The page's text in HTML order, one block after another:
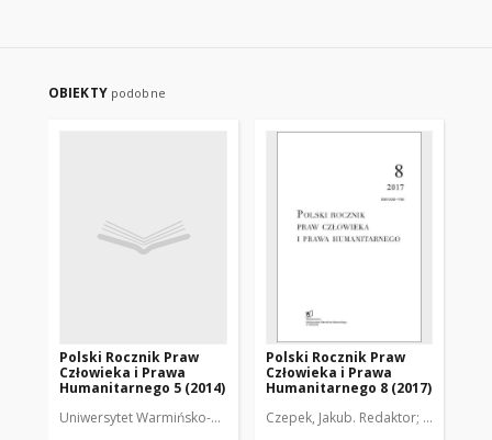
OBIEKTY podobne
Polski Rocznik Praw
Człowieka i Prawa
Humanitarnego 5 (2014)
Uniwersytet Warmińsko-Mazurski (Olsztyn). Katedra Praw Człowieka
Polski Rocznik Praw
Człowieka i Prawa
Humanitarnego 8 (2017)
Czepek, Jakub. Redaktor